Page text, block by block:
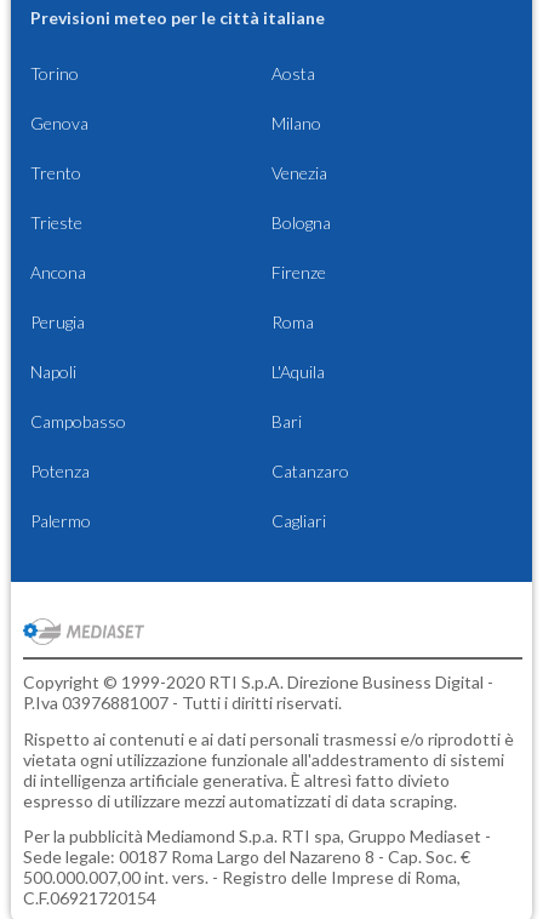
Previsioni meteo per le città italiane
Torino Aosta
Genova Milano
Trento Venezia
Trieste Bologna
Ancona Firenze
Perugia Roma
Napoli L'Aquila
Campobasso Bari
Potenza Catanzaro
Palermo Cagliari
Copyright © 1999-2020 RTI S.p.A. Direzione Business Digital -
P.Iva 03976881007 - Tutti i diritti riservati.
Rispetto ai contenuti e ai dati personali trasmessi e/o riprodotti è
vietata ogni utilizzazione funzionale all'addestramento di sistemi
di intelligenza artificiale generativa. È altresì fatto divieto
espresso di utilizzare mezzi automatizzati di data scraping.
Per la pubblicità Mediamond S.p.a. RTI spa, Gruppo Mediaset -
Sede legale: 00187 Roma Largo del Nazareno 8 - Cap. Soc. €
500.000.007,00 int. vers. - Registro delle Imprese di Roma,
C.F.06921720154